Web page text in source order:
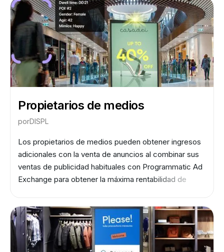
Propietarios de medios
porDISPL
Los propietarios de medios pueden obtener ingresos
adicionales con la venta de anuncios al combinar sus
ventas de publicidad habituales con Programmatic Ad
Exchange para obtener la máxima rentabilidad de
directa y tres modelos de autoservicio permiten crear
la combinación de medios ideal.